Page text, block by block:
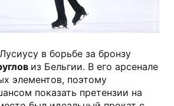
Getty Images
в борьбе за бронзу
из Бельгии. В его арсенале
элементов, поэтому
показать претензии на